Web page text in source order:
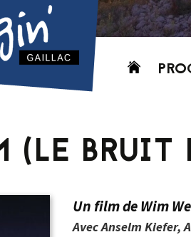
Aller
(LE BRUIT
Un film de Wim
Avec Anselm Kiefer,